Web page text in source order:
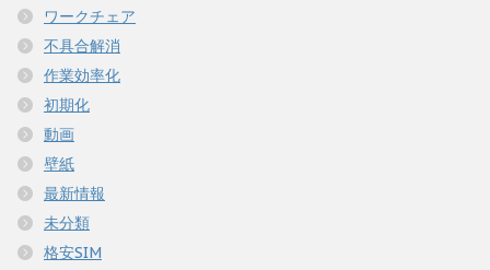
ワークチェア
不具合解消
作業効率化
初期化
動画
壁紙
最新情報
未分類
格安SIM